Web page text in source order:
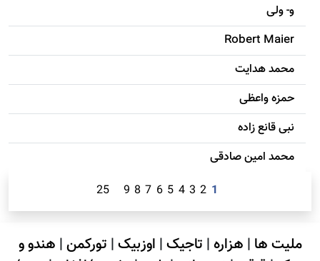
و- ولی
Robert Maier
محمد هدایت
حمزه واعظی
نبی قانع زاده
محمد امين صادقی
1
2
3
4
5
6
7
8
9
25
ملیت ها | هزاره| تاجیک| اوزبیک| تورکمن| هندو و